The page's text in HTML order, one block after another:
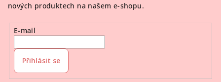
nových produktech na našem e-shopu.
E-mail
Přihlásit se